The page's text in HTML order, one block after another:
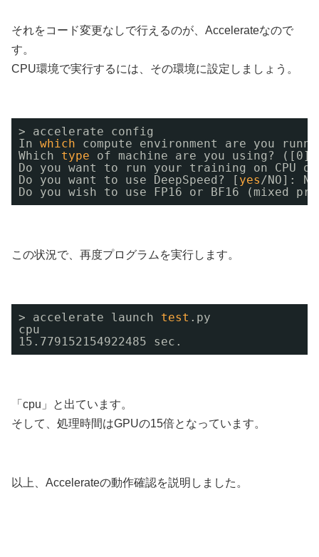
それをコード変更なしで行えるのが、Accelerateなので
す。
CPU環境で実行するには、その環境に設定しましょう。
> accelerate config
In which
compute environment are you
Which type
of machine are you using?
Do you want to run your training on CPU
Do you want to use DeepSpeed? [ yes/NO]: NO
Do you wish to use FP16 or BF16 (mixed
この状況で、再度プログラムを実行します。
> accelerate launch test .py
cpu
15.779152154922485 sec.
「cpu」と出ています。
そして、処理時間はGPUの15倍となっています。
以上、Accelerateの動作確認を説明しました。